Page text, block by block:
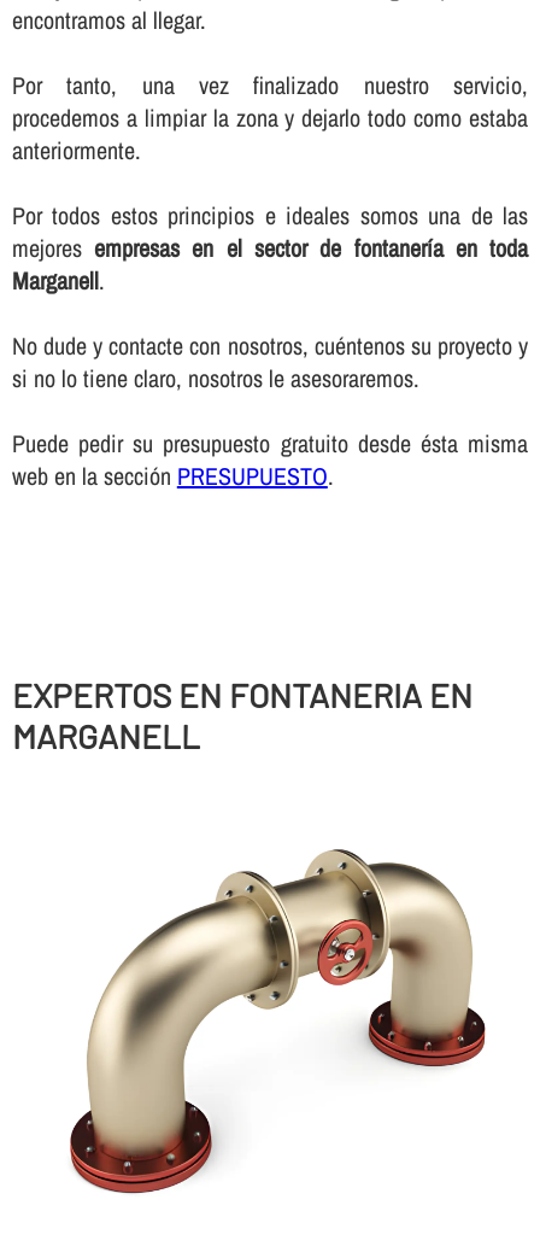
encontramos al llegar.
Por tanto, una vez finalizado nuestro servicio,
procedemos a limpiar la zona y dejarlo todo como estaba
anteriormente.
Por todos estos principios e ideales somos una de las
mejoresempresas en el sector de fontanerí­a en toda
Marganell.
No dude y contacte con nosotros, cuéntenos su proyecto y
si no lo tiene claro, nosotros le asesoraremos.
Puede pedir su presupuesto gratuito desde ésta misma
web en la sección PRESUPUESTO.
EXPERTOS EN FONTANERIA EN
MARGANELL